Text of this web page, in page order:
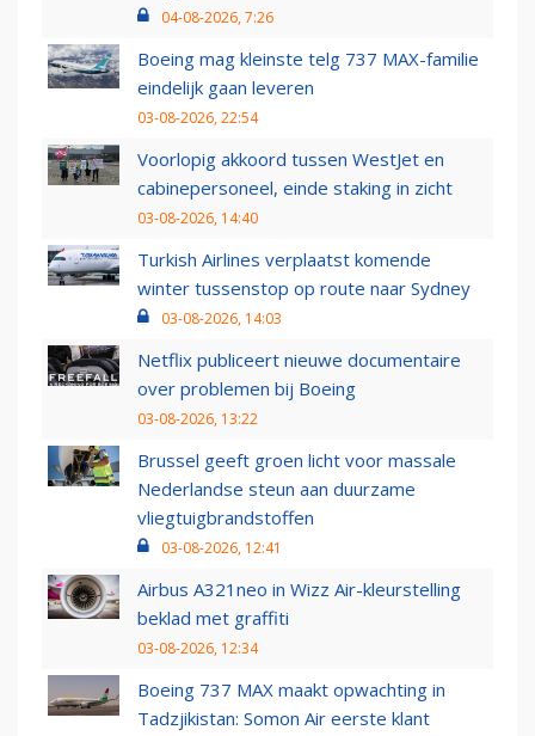
04-08-2026, 7:26
Boeing mag kleinste telg 737 MAX-familie
eindelijk gaan leveren
03-08-2026, 22:54
Voorlopig akkoord tussen WestJet en
cabinepersoneel, einde staking in zicht
03-08-2026, 14:40
Turkish Airlines verplaatst komende
winter tussenstop op route naar Sydney
03-08-2026, 14:03
Netflix publiceert nieuwe documentaire
over problemen bij Boeing
03-08-2026, 13:22
Brussel geeft groen licht voor massale
Nederlandse steun aan duurzame
vliegtuigbrandstoffen
03-08-2026, 12:41
Airbus A321neo in Wizz Air-kleurstelling
beklad met graffiti
03-08-2026, 12:34
Boeing 737 MAX maakt opwachting in
Tadzjikistan: Somon Air eerste klant